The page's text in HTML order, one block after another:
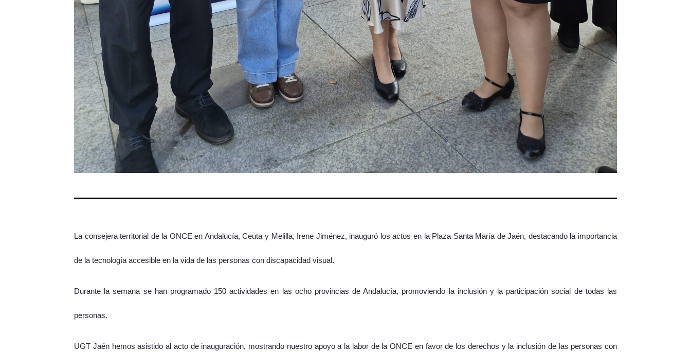
La consejera territorial de la ONCE en Andalucía, Ceuta y Melilla, Irene Jiménez, inauguró los actos en la Plaza Santa María de Jaén, destacando la importancia
de la tecnología accesible en la vida de las personas con discapacidad visual.
Durante la semana se han programado 150 actividades en las ocho provincias de Andalucía, promoviendo la inclusión y la participación social de todas las
personas.
UGT Jaén hemos asistido al acto de inauguración, mostrando nuestro apoyo a la labor de la ONCE en favor de los derechos y la inclusión de las personas con